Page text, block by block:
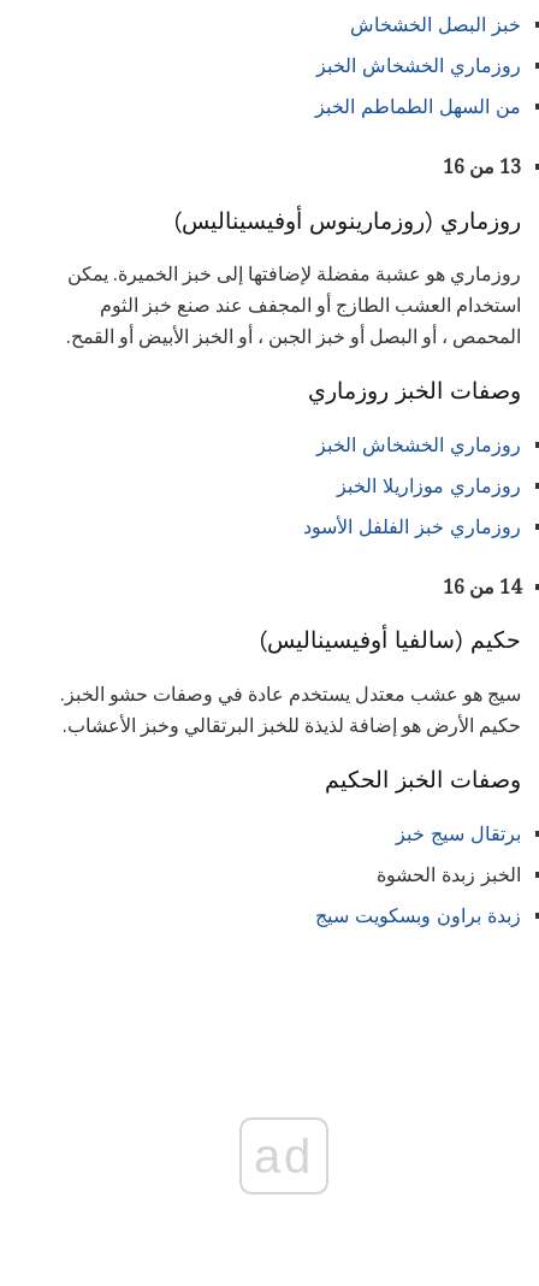
خبز البصل الخشخاش
روزماري الخشخاش الخبز
من السهل الطماطم الخبز
13 من 16
روزماري (روزمارينوس أوفيسيناليس)
روزماري هو عشبة مفضلة لإضافتها إلى خبز الخميرة. يمكن
استخدام العشب الطازج أو المجفف عند صنع خبز الثوم
المحمص ، أو البصل أو خبز الجبن ، أو الخبز الأبيض أو القمح.
وصفات الخبز روزماري
روزماري الخشخاش الخبز
روزماري موزاريلا الخبز
روزماري خبز الفلفل الأسود
14 من 16
حكيم (سالفيا أوفيسيناليس)
سيج هو عشب معتدل يستخدم عادة في وصفات حشو الخبز.
حكيم الأرض هو إضافة لذيذة للخبز البرتقالي وخبز الأعشاب.
وصفات الخبز الحكيم
برتقال سيج خبز
الخبز زبدة الحشوة
زبدة براون وبسكويت سيج
ad